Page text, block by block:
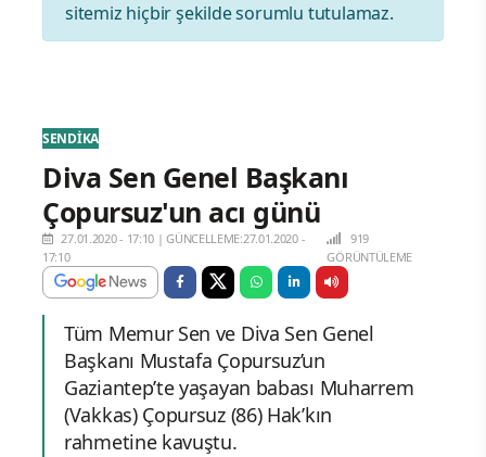
sitemiz hiçbir şekilde sorumlu tutulamaz.
SENDİKA
Diva Sen Genel Başkanı
Çopursuz'un acı günü
27.01.2020 - 17:10 |GÜNCELLEME:27.01.2020 -
17:10
919
GÖRÜNTÜLEME
Tüm Memur Sen ve Diva Sen Genel
Başkanı Mustafa Çopursuz’un
Gaziantep’te yaşayan babası Muharrem
(Vakkas) Çopursuz (86) Hak’kın
rahmetine kavuştu.